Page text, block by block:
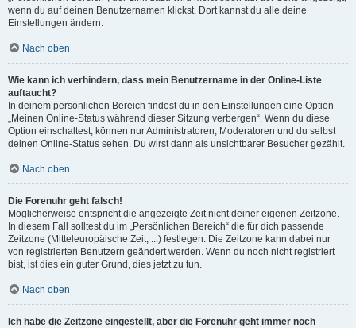
wenn du auf deinen Benutzernamen klickst. Dort kannst du alle deine
Einstellungen ändern.
Nach oben
Wie kann ich verhindern, dass mein Benutzername in der Online-Liste
auftaucht?
In deinem persönlichen Bereich findest du in den Einstellungen eine Option
„Meinen Online-Status während dieser Sitzung verbergen“. Wenn du diese
Option einschaltest, können nur Administratoren, Moderatoren und du selbst
deinen Online-Status sehen. Du wirst dann als unsichtbarer Besucher gezählt.
Nach oben
Die Forenuhr geht falsch!
Möglicherweise entspricht die angezeigte Zeit nicht deiner eigenen Zeitzone.
In diesem Fall solltest du im „Persönlichen Bereich“ die für dich passende
Zeitzone (Mitteleuropäische Zeit, ...) festlegen. Die Zeitzone kann dabei nur
von registrierten Benutzern geändert werden. Wenn du noch nicht registriert
bist, ist dies ein guter Grund, dies jetzt zu tun.
Nach oben
Ich habe die Zeitzone eingestellt, aber die Forenuhr geht immer noch